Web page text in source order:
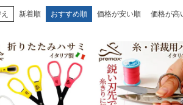
新着順 おすすめ順 価格が安い順 価格が高